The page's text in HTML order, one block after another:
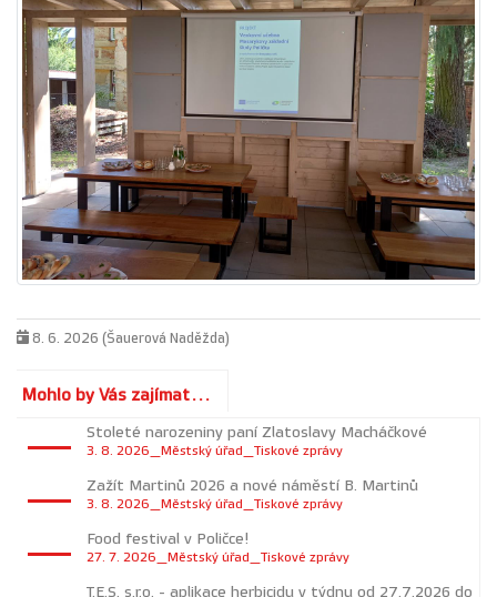
8. 6. 2026 (Šauerová Naděžda)
Mohlo by Vás zajímat...
Stoleté narozeniny paní Zlatoslavy Macháčkové
3. 8. 2026_Městský úřad_Tiskové zprávy
Zažít Martinů 2026 a nové náměstí B. Martinů
3. 8. 2026_Městský úřad_Tiskové zprávy
Food festival v Poličce!
27. 7. 2026_Městský úřad_Tiskové zprávy
T.E.S. s.r.o. - aplikace herbicidu v týdnu od 27.7.2026 do